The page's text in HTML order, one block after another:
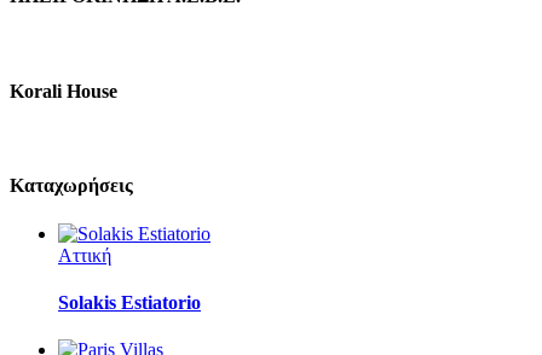
Korali House
Καταχωρήσεις
Αττική
Solakis Estiatorio